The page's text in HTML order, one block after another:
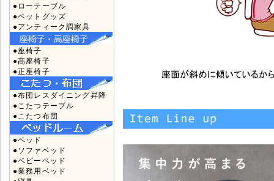
●ローテーブル
●ペットグッズ
●アンティーク調家具
●座椅子
●高座椅子
●正座椅子
●布団レスダイニング昇降
●こたつテーブル
●こたつ布団
●ベッド
●ソファベッド
●ベビーベッド
●業務用ベッド